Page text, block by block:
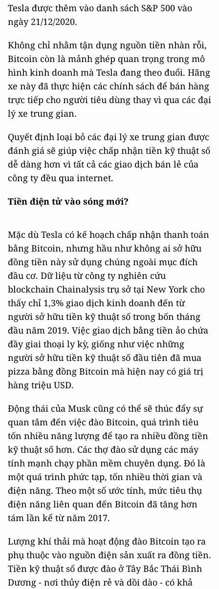
Tesla được thêm vào danh sách S&P 500 vào
ngày 21/12/2020.
Không chỉ nhằm tận dụng nguồn tiền nhàn rỗi,
Bitcoin còn là mảnh ghép quan trọng trong mô
hình kinh doanh mà Tesla đang theo đuổi. Hãng
xe này đã thực hiện các chính sách để bán hàng
trực tiếp cho người tiêu dùng thay vì qua các đại
lý xe trung gian.
Quyết định loại bỏ các đại lý xe trung gian được
đánh giá sẽ giúp việc chấp nhận tiền kỹ thuật số
dễ dàng hơn vì tất cả các giao dịch bán lẻ của
công ty đều qua internet.
Tiền điện tử vào sóng mới?
Mặc dù Tesla có kế hoạch chấp nhận thanh toán
bằng Bitcoin, nhưng hầu như không ai sở hữu
đồng tiền này sử dụng chúng ngoài mục đích
đầu cơ. Dữ liệu từ công ty nghiên cứu
blockchain Chainalysis trụ sở tại New York cho
thấy chỉ 1,3% giao dịch kinh doanh đến từ
người sở hữu tiền kỹ thuật số trong bốn tháng
đầu năm 2019. Việc giao dịch bằng tiền ảo chứa
đầy giai thoại ly kỳ, giống như việc những
người sở hữu tiền kỹ thuật số đầu tiên đã mua
pizza bằng đồng Bitcoin mà hiện nay có giá trị
hàng triệu USD.
Động thái của Musk cũng có thể sẽ thúc đẩy sự
quan tâm đến việc đào Bitcoin, quá trình tiêu
tốn nhiều năng lượng để tạo ra nhiều đồng tiền
kỹ thuật số hơn. Các thợ đào sử dụng các máy
tính mạnh chạy phần mềm chuyên dụng. Đó là
một quá trình phức tạp, tốn nhiều thời gian và
điện năng. Theo một số ước tính, mức tiêu thụ
điện năng liên quan đến Bitcoin đã tăng hơn
tám lần kể từ năm 2017.
Lượng khí thải mà hoạt động đào Bitcoin tạo ra
phụ thuộc vào nguồn điện sản xuất ra đồng tiền.
Tiền kỹ thuật số được đào ở Tây Bắc Thái Bình
Dương - nơi thủy điện rẻ và dồi dào - có khả